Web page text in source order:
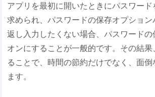
アプリを最初に開いたときにパスワー
求められ、パスワードの保存オプション
返し入力したくない場合、パスワードの
オンにすることが一般的です。その結
ることで、時間の節約だけでなく、面
ます。